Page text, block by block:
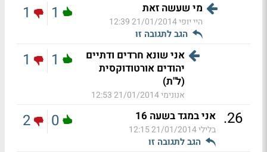
מי שעשה זאת
היי יופי21/01/2014 12:39
הגב לתגובה זו
1
1
אני שונא חרדים ודתיים
יהודים אורטודוקסית
(ל"ת)
אנונימי21/01/2014 12:53
1
1
26
. אני במגד בשעה 16
בלילי21/01/2014 12:15
הגב לתגובה זו
0
2